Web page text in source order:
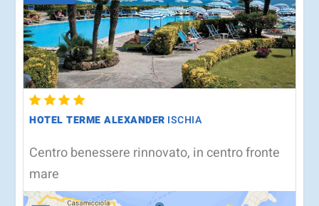
HOTEL TERME ALEXANDER ISCHIA
Centro benessere rinnovato, in centro fronte
mare